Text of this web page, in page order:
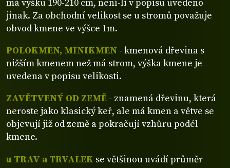
má výšku 190-210 cm, není-li v popisu uvedeno
jinak. Za obchodní velikost se u stromů považuje
obvod kmene ve výšce 1m.
POLOKMEN, MINIKMEN - kmenová dřevina s
nižším kmenem než má strom, výška kmene je
uvedena v popisu velikosti.
ZAVĚTVENÝ OD ZEMĚ - znamená dřevinu, která
neroste jako klasický keř, ale má kmen a větve se
objevují již od země a pokračují vzhůru podél
kmene.
u TRAV a TRVALEK se většinou uvádí průměr